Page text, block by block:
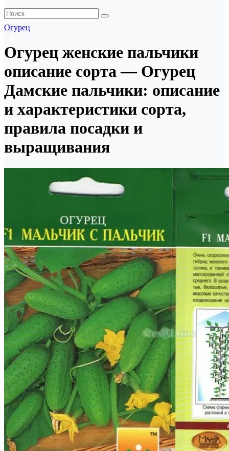
Огурец
Огурец женские пальчики
описание сорта — Огурец
Дамские пальчики: описание
и характеристики сорта,
правила посадки и
выращивания